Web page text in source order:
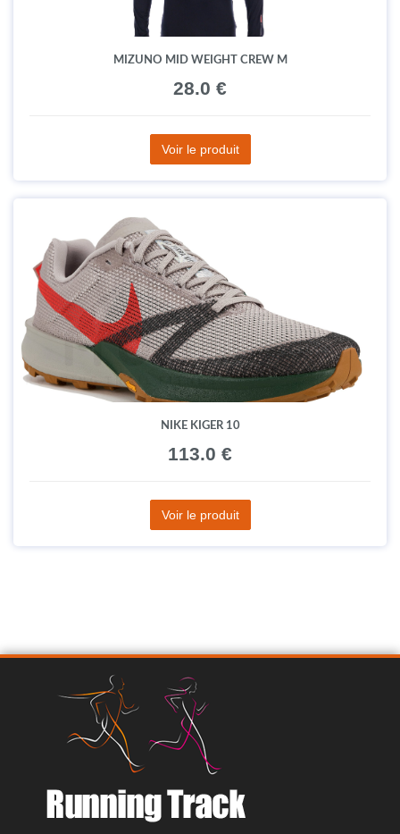
MIZUNO MID WEIGHT CREW M
28.0 €
Voir le produit
NIKE KIGER 10
113.0 €
Voir le produit